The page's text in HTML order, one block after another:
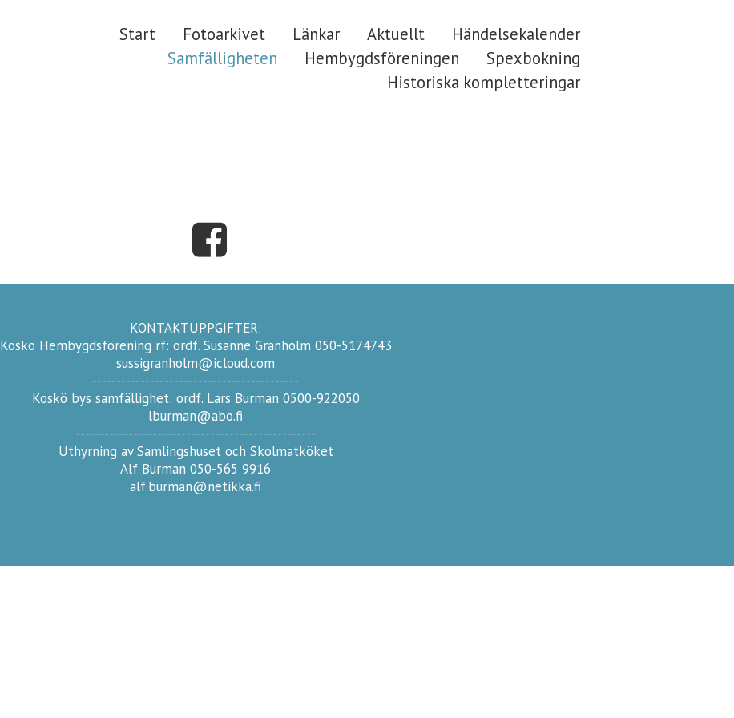
Start Fotoarkivet Länkar Aktuellt
Händelsekalender
Samfälligheten
Hembygdsföreningen
Spexbokning
Historiska kompletteringar
KONTAKTUPPGIFTER:
Koskö Hembygdsförening rf: ordf. Susanne Granholm 050-5174743
sussigranholm@icloud.com
-------------------------------------------
Koskö bys samfällighet: ordf. Lars Burman 0500-922050
lburman@abo.fi
--------------------------------------------------
Uthyrning av Samlingshuset och Skolmatköket
Alf Burman 050-565 9916
alf.burman@netikka.fi